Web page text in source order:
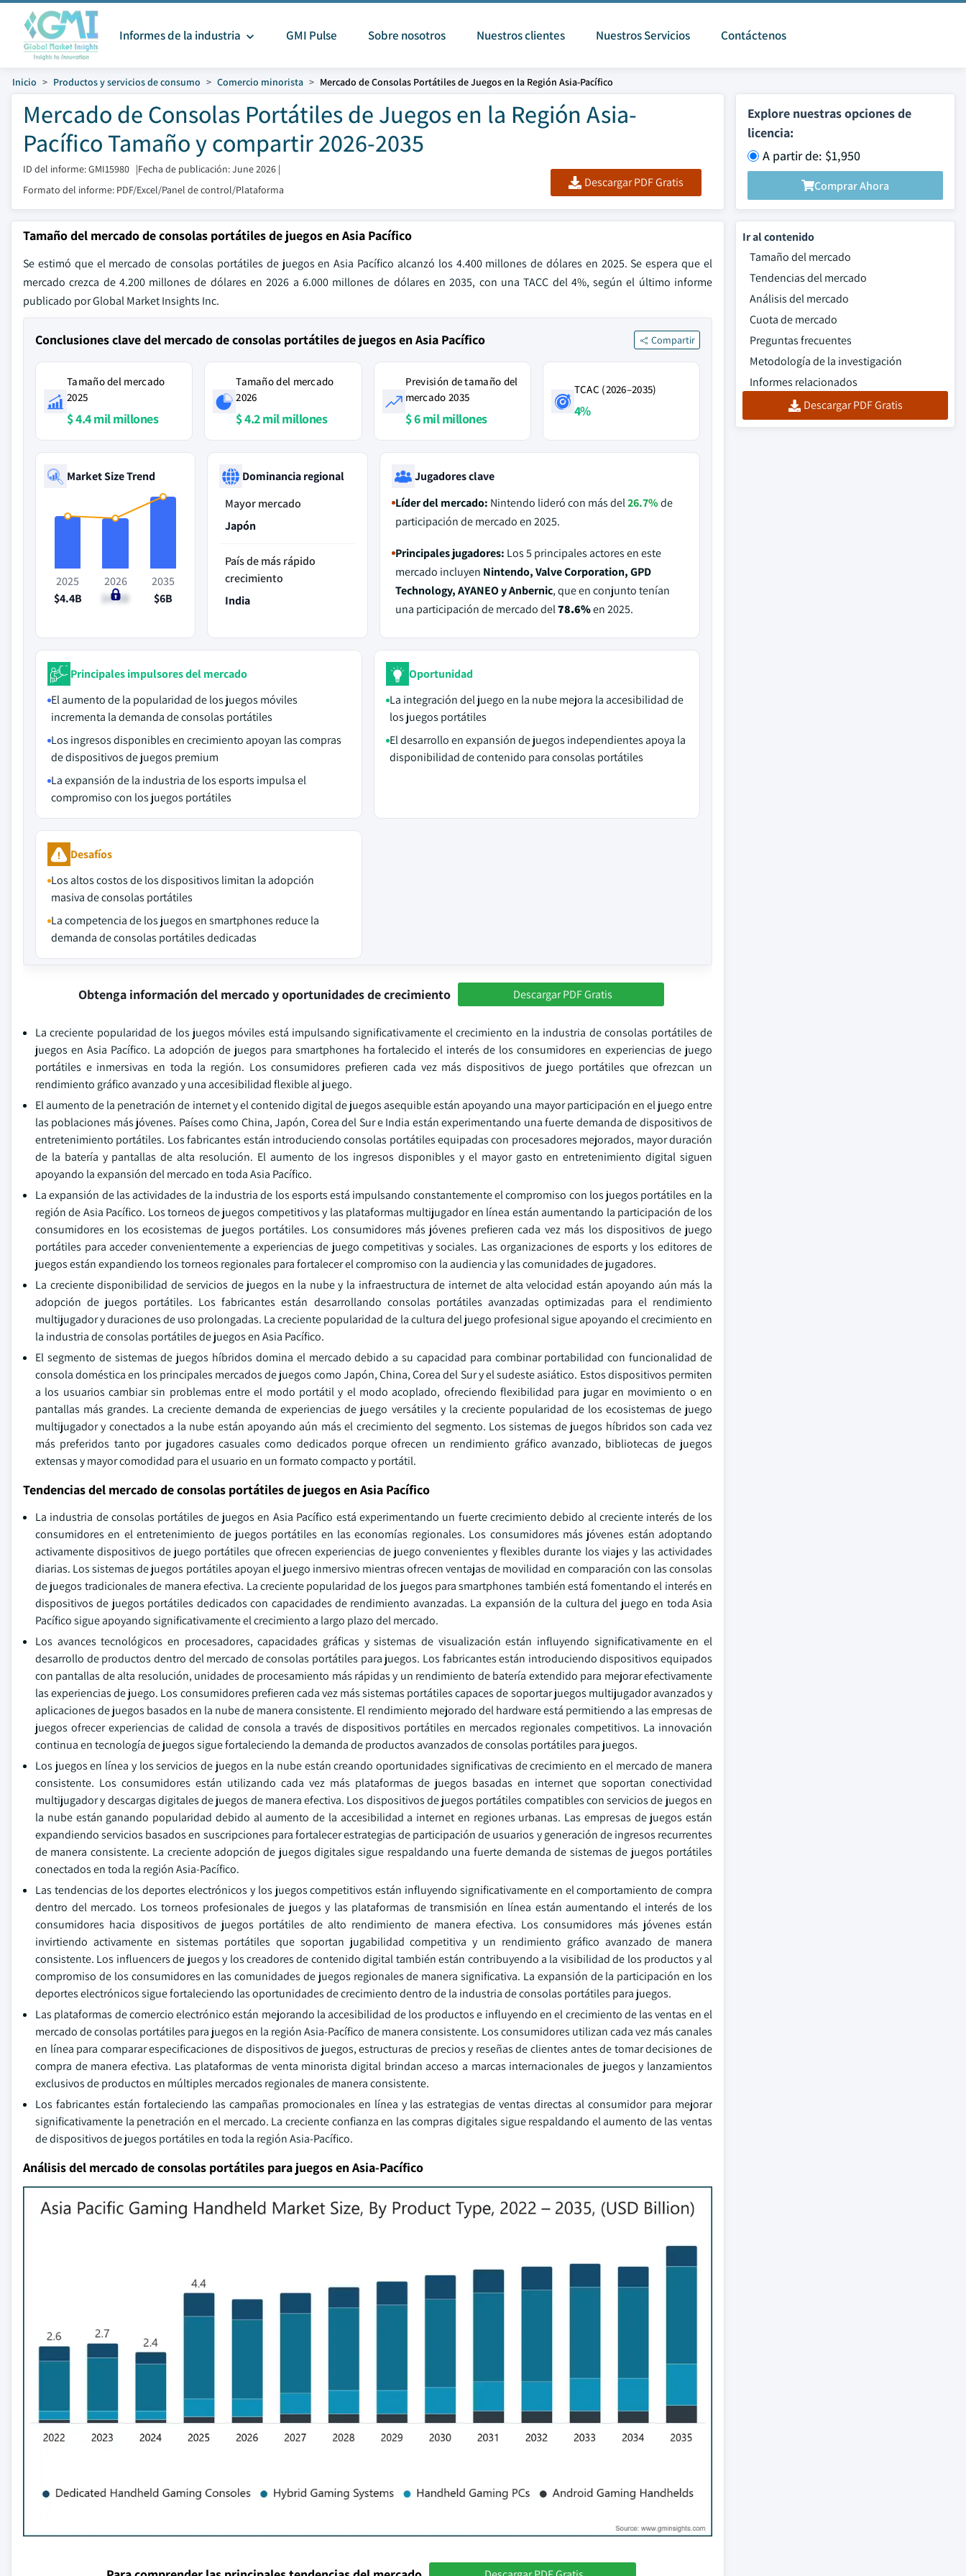
Informes de la industria GMI Pulse Sobre nosotros Nuestros clientes Nuestros Servicios Contáctenos
Inicio Productos y servicios de consumo Comercio minorista Mercado de Consolas Portátiles de Juegos en la Región Asia-Pacífico
Mercado de Consolas Portátiles de Juegos en la Región Asia-
Pacífico Tamaño y compartir 2026-2035
ID del informe: GMI15980 |Fecha de publicación: June 2026 |
Formato del informe: PDF/Excel/Panel de control/Plataforma
Descargar PDF Gratis
Explore nuestras opciones de
licencia:
A partir de: $1,950
Comprar Ahora
Tamaño del mercado de consolas portátiles de juegos en Asia Pacífico
Se estimó que el mercado de consolas portátiles de juegos en Asia Pacífico alcanzó los 4.400 millones de dólares en 2025. Se espera que el
mercado crezca de 4.200 millones de dólares en 2026 a 6.000 millones de dólares en 2035, con una TACC del 4%, según el último informe
publicado por Global Market Insights Inc.
Conclusiones clave del mercado de consolas portátiles de juegos en Asia Pacífico Compartir
Tamaño del mercado
2025
$ 4.4 mil millones
Tamaño del mercado
2026
$ 4.2 mil millones
Previsión de tamaño del
mercado 2035
$ 6 mil millones
TCAC (2026–2035)
4%
Market Size Trend
2025
$4.4B
2026
$4.2B
2035
$6B
Dominancia regional
Mayor mercado
Japón
País de más rápido
crecimiento
India
Jugadores clave
Líder del mercado: Nintendo lideró con más del26.7%de
participación de mercado en 2025.
Principales jugadores: Los 5 principales actores en este
mercado incluyen Nintendo, Valve Corporation, GPD
Technology, AYANEO y Anbernic, que en conjunto tenían
una participación de mercado del78.6%en 2025.
Principales impulsores del mercado
El aumento de la popularidad de los juegos móviles
incrementa la demanda de consolas portátiles
Los ingresos disponibles en crecimiento apoyan las compras
de dispositivos de juegos premium
La expansión de la industria de los esports impulsa el
compromiso con los juegos portátiles
Oportunidad
La integración del juego en la nube mejora la accesibilidad de
los juegos portátiles
El desarrollo en expansión de juegos independientes apoya la
disponibilidad de contenido para consolas portátiles
Desafíos
Los altos costos de los dispositivos limitan la adopción
masiva de consolas portátiles
La competencia de los juegos en smartphones reduce la
demanda de consolas portátiles dedicadas
Obtenga información del mercado y oportunidades de crecimiento Descargar PDF Gratis
La creciente popularidad de los juegos móviles está impulsando significativamente el crecimiento en la industria de consolas portátiles de
juegos en Asia Pacífico. La adopción de juegos para smartphones ha fortalecido el interés de los consumidores en experiencias de juego
portátiles e inmersivas en toda la región. Los consumidores prefieren cada vez más dispositivos de juego portátiles que ofrezcan un
rendimiento gráfico avanzado y una accesibilidad flexible al juego.
El aumento de la penetración de internet y el contenido digital de juegos asequible están apoyando una mayor participación en el juego entre
las poblaciones más jóvenes. Países como China, Japón, Corea del Sur e India están experimentando una fuerte demanda de dispositivos de
entretenimiento portátiles. Los fabricantes están introduciendo consolas portátiles equipadas con procesadores mejorados, mayor duración
de la batería y pantallas de alta resolución. El aumento de los ingresos disponibles y el mayor gasto en entretenimiento digital siguen
apoyando la expansión del mercado en toda Asia Pacífico.
La expansión de las actividades de la industria de los esports está impulsando constantemente el compromiso con los juegos portátiles en la
región de Asia Pacífico. Los torneos de juegos competitivos y las plataformas multijugador en línea están aumentando la participación de los
consumidores en los ecosistemas de juegos portátiles. Los consumidores más jóvenes prefieren cada vez más los dispositivos de juego
portátiles para acceder convenientemente a experiencias de juego competitivas y sociales. Las organizaciones de esports y los editores de
juegos están expandiendo los torneos regionales para fortalecer el compromiso con la audiencia y las comunidades de jugadores.
La creciente disponibilidad de servicios de juegos en la nube y la infraestructura de internet de alta velocidad están apoyando aún más la
adopción de juegos portátiles. Los fabricantes están desarrollando consolas portátiles avanzadas optimizadas para el rendimiento
multijugador y duraciones de uso prolongadas. La creciente popularidad de la cultura del juego profesional sigue apoyando el crecimiento en
la industria de consolas portátiles de juegos en Asia Pacífico.
El segmento de sistemas de juegos híbridos domina el mercado debido a su capacidad para combinar portabilidad con funcionalidad de
consola doméstica en los principales mercados de juegos como Japón, China, Corea del Sur y el sudeste asiático. Estos dispositivos permiten
a los usuarios cambiar sin problemas entre el modo portátil y el modo acoplado, ofreciendo flexibilidad para jugar en movimiento o en
pantallas más grandes. La creciente demanda de experiencias de juego versátiles y la creciente popularidad de los ecosistemas de juego
multijugador y conectados a la nube están apoyando aún más el crecimiento del segmento. Los sistemas de juegos híbridos son cada vez
más preferidos tanto por jugadores casuales como dedicados porque ofrecen un rendimiento gráfico avanzado, bibliotecas de juegos
extensas y mayor comodidad para el usuario en un formato compacto y portátil.
Tendencias del mercado de consolas portátiles de juegos en Asia Pacífico
La industria de consolas portátiles de juegos en Asia Pacífico está experimentando un fuerte crecimiento debido al creciente interés de los
consumidores en el entretenimiento de juegos portátiles en las economías regionales. Los consumidores más jóvenes están adoptando
activamente dispositivos de juego portátiles que ofrecen experiencias de juego convenientes y flexibles durante los viajes y las actividades
diarias. Los sistemas de juegos portátiles apoyan el juego inmersivo mientras ofrecen ventajas de movilidad en comparación con las consolas
de juegos tradicionales de manera efectiva. La creciente popularidad de los juegos para smartphones también está fomentando el interés en
dispositivos de juegos portátiles dedicados con capacidades de rendimiento avanzadas. La expansión de la cultura del juego en toda Asia
Pacífico sigue apoyando significativamente el crecimiento a largo plazo del mercado.
Los avances tecnológicos en procesadores, capacidades gráficas y sistemas de visualización están influyendo significativamente en el
desarrollo de productos dentro del mercado de consolas portátiles para juegos. Los fabricantes están introduciendo dispositivos equipados
con pantallas de alta resolución, unidades de procesamiento más rápidas y un rendimiento de batería extendido para mejorar efectivamente
las experiencias de juego. Los consumidores prefieren cada vez más sistemas portátiles capaces de soportar juegos multijugador avanzados y
aplicaciones de juegos basados en la nube de manera consistente. El rendimiento mejorado del hardware está permitiendo a las empresas de
juegos ofrecer experiencias de calidad de consola a través de dispositivos portátiles en mercados regionales competitivos. La innovación
continua en tecnología de juegos sigue fortaleciendo la demanda de productos avanzados de consolas portátiles para juegos.
Los juegos en línea y los servicios de juegos en la nube están creando oportunidades significativas de crecimiento en el mercado de manera
consistente. Los consumidores están utilizando cada vez más plataformas de juegos basadas en internet que soportan conectividad
multijugador y descargas digitales de juegos de manera efectiva. Los dispositivos de juegos portátiles compatibles con servicios de juegos en
la nube están ganando popularidad debido al aumento de la accesibilidad a internet en regiones urbanas. Las empresas de juegos están
expandiendo servicios basados en suscripciones para fortalecer estrategias de participación de usuarios y generación de ingresos recurrentes
de manera consistente. La creciente adopción de juegos digitales sigue respaldando una fuerte demanda de sistemas de juegos portátiles
conectados en toda la región Asia-Pacífico.
Las tendencias de los deportes electrónicos y los juegos competitivos están influyendo significativamente en el comportamiento de compra
dentro del mercado. Los torneos profesionales de juegos y las plataformas de transmisión en línea están aumentando el interés de los
consumidores hacia dispositivos de juegos portátiles de alto rendimiento de manera efectiva. Los consumidores más jóvenes están
invirtiendo activamente en sistemas portátiles que soportan jugabilidad competitiva y un rendimiento gráfico avanzado de manera
consistente. Los influencers de juegos y los creadores de contenido digital también están contribuyendo a la visibilidad de los productos y al
compromiso de los consumidores en las comunidades de juegos regionales de manera significativa. La expansión de la participación en los
deportes electrónicos sigue fortaleciendo las oportunidades de crecimiento dentro de la industria de consolas portátiles para juegos.
Las plataformas de comercio electrónico están mejorando la accesibilidad de los productos e influyendo en el crecimiento de las ventas en el
mercado de consolas portátiles para juegos en la región Asia-Pacífico de manera consistente. Los consumidores utilizan cada vez más canales
en línea para comparar especificaciones de dispositivos de juegos, estructuras de precios y reseñas de clientes antes de tomar decisiones de
compra de manera efectiva. Las plataformas de venta minorista digital brindan acceso a marcas internacionales de juegos y lanzamientos
exclusivos de productos en múltiples mercados regionales de manera consistente.
Los fabricantes están fortaleciendo las campañas promocionales en línea y las estrategias de ventas directas al consumidor para mejorar
significativamente la penetración en el mercado. La creciente confianza en las compras digitales sigue respaldando el aumento de las ventas
de dispositivos de juegos portátiles en toda la región Asia-Pacífico.
Análisis del mercado de consolas portátiles para juegos en Asia-Pacífico
Ir al contenido
Tamaño del mercado
Tendencias del mercado
Análisis del mercado
Cuota de mercado
Preguntas frecuentes
Metodología de la investigación
Informes relacionados
Descargar PDF Gratis